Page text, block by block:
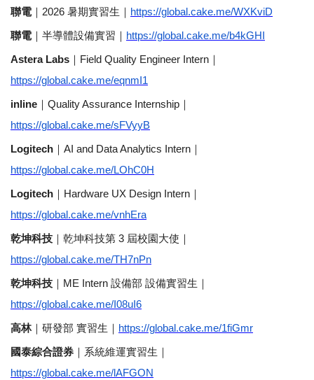
聯電 2026 暑期實習生｜ https://global.cake.me/WXKviD
聯電 ｜半導體設備實習｜ https://global.cake.me/b4kGHI
Astera Labs Field Quality Engineer Intern
https://global.cake.me/eqnmI1
inline Quality Assurance Internship
https://global.cake.me/sFVyyB
Logitech AI and Data Analytics Intern
https://global.cake.me/LOhC0H
Logitech Hardware UX Design Intern
https://global.cake.me/vnhEra
乾坤科技 ｜乾坤科技第 3 屆校園大使｜
https://global.cake.me/TH7nPn
乾坤科技 ME Intern 設備部 設備實習生｜
https://global.cake.me/I08uI6
高林｜研發部 實習生｜ https://global.cake.me/1fiGmr
國泰綜合證券 ｜系統維運實習生｜
https://global.cake.me/lAFGON